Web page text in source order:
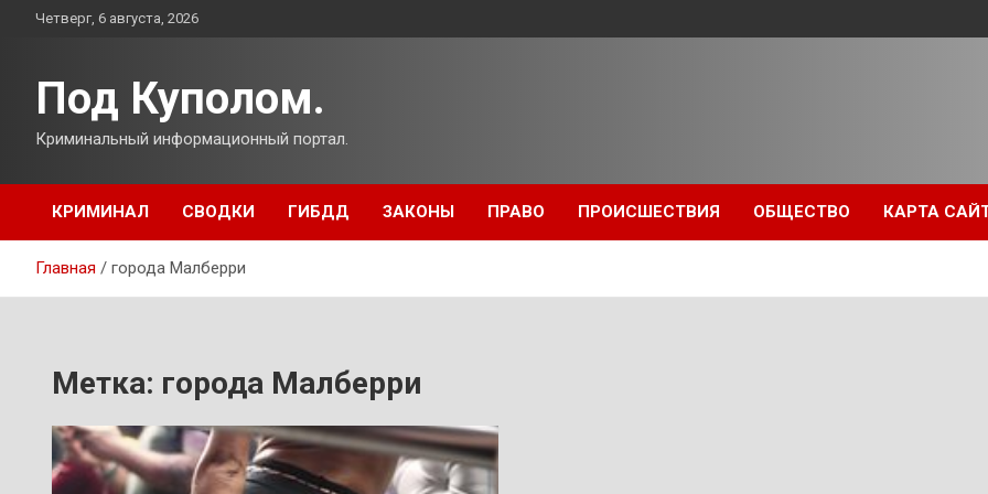
ПерейтиЧетверг, 6 августа, 2026
Под Куполом.
Криминальный информационный портал.
КРИМИНАЛ СВОДКИ ГИБДД ЗАКОНЫ ПРАВО ПРОИСШЕСТВИЯ ОБЩЕСТВО КАРТА
Главная города Малберри
Метка: города Малберри